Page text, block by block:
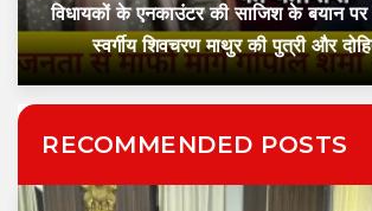
विधायकों के एनकाउंटर की साजिश के बयान पर
स्वर्गीय शिवचरण माथुर की पुत्री और
RECOMMENDED POSTS